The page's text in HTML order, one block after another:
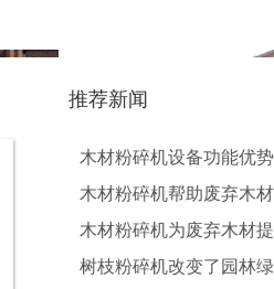
猪粪烘干机
推荐新闻
木材粉碎机设备功能优
木材粉碎机帮助废弃木
木材粉碎机为废弃木材
树枝粉碎机改变了园林